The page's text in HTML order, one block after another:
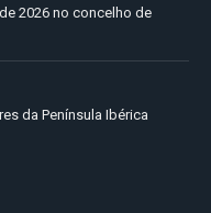
2026 no concelho de
da Península Ibérica